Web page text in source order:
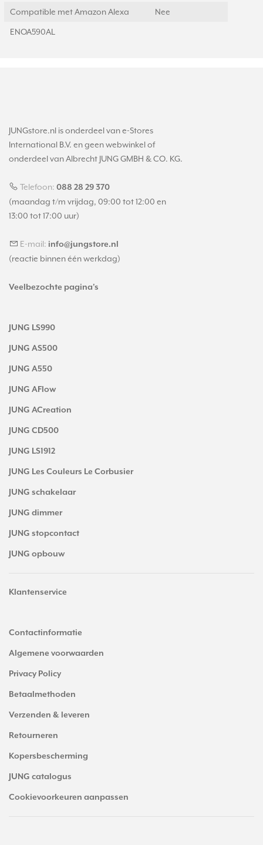
Compatible met Amazon Alexa Nee
ENOA590AL
JUNGstore.nl is onderdeel van e-Stores
International B.V. en geen webwinkel of
onderdeel van Albrecht JUNG GMBH & CO. KG.
Telefoon: 088 28 29 370
(maandag t/m vrijdag, 09:00 tot 12:00 en
13:00 tot 17:00 uur)
E-mail: info@jungstore.nl
(reactie binnen één werkdag)
Veelbezochte pagina's
JUNG LS990
JUNG AS500
JUNG A550
JUNG AFlow
JUNG ACreation
JUNG CD500
JUNG LS1912
JUNG Les Couleurs Le Corbusier
JUNG schakelaar
JUNG dimmer
JUNG stopcontact
JUNG opbouw
Klantenservice
Contactinformatie
Algemene voorwaarden
Privacy Policy
Betaalmethoden
Verzenden & leveren
Retourneren
Kopersbescherming
JUNG catalogus
Cookievoorkeuren aanpassen